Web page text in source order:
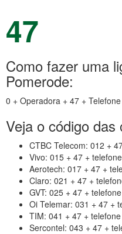
47
Como fazer uma
Pomerode:
0 + Operadora + 47 +
Veja o código das
CTBC Telecom: 012 +
Vivo: 015 + 47 + telefone
Aerotech: 017 + 47 +
Claro: 021 + 47 +
GVT: 025 + 47 + telefone
Oi Telemar: 031 + 47 +
TIM: 041 + 47 + telefone
Sercontel: 043 + 47 +